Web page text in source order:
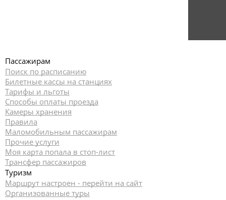
Пассажирам
Поиск по расписанию
Билетные кассы на станциях
Тарифы и льготы
Способы оплаты проезда
Камеры хранения
Правила
Маломобильным пассажирам
Прочие услуги
Моя карта попала в стоп-лист
Трансфер пассажиров
Туризм
Маршрут настроен - перейти на сайт
Организованные туры